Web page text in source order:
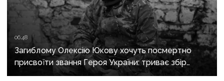
06:48
Загиблому Олексію Юкову хочуть посмертно
присвоїти звання Героя України: триває збір
підписів